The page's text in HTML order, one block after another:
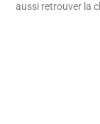
aussi retrouver la